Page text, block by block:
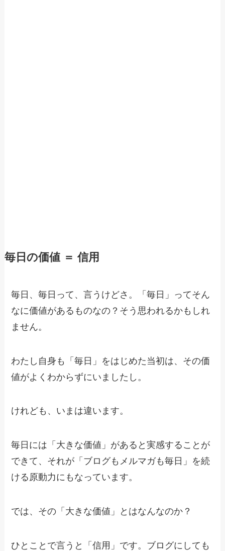
毎日の価値 ＝ 信用
毎日、毎日って、言うけどさ。「毎日」ってそん
なに価値があるものなの？そう思われるかもしれ
ません。
わたし自身も「毎日」をはじめた当初は、その価
値がよくわからずにいましたし。
けれども、いまは違います。
毎日には「大きな価値」があると実感することが
できて、それが「ブログもメルマガも毎日」を続
ける原動力にもなっています。
では、その「大きな価値」とはなんなのか？
ひとことで言うと「信用」です。ブログにしても